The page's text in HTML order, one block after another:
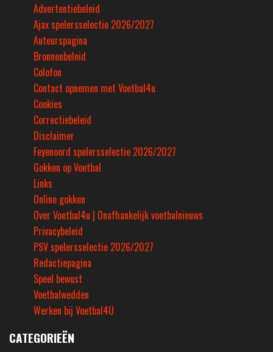
Advertentiebeleid
Ajax spelersselectie 2026/2027
Auteurspagina
Bronnenbeleid
Colofon
Contact opnemen met Voetbal4u
Cookies
Correctiebeleid
Disclaimer
Feyenoord spelersselectie 2026/2027
Gokken op Voetbal
Links
Online gokken
Over Voetbal4u | Onafhankelijk voetbalnieuws
Privacybeleid
PSV spelersselectie 2026/2027
Redactiepagina
Speel bewust
Voetbalwedden
Werken bij Voetbal4U
CATEGORIEËN